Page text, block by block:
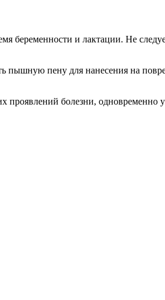
беременности и лактации. Не
пышную пену для нанесения на
проявлений болезни, одновременно